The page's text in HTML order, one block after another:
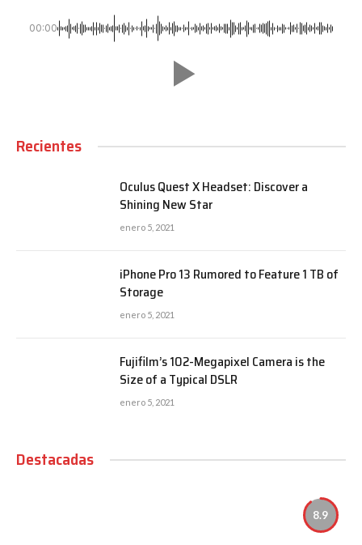
00:00
Recientes
Oculus Quest X Headset: Discover a
Shining New Star
enero 5, 2021
iPhone Pro 13 Rumored to Feature 1 TB of
Storage
enero 5, 2021
Fujifilm’s 102-Megapixel Camera is the
Size of a Typical DSLR
enero 5, 2021
Destacadas
8.9